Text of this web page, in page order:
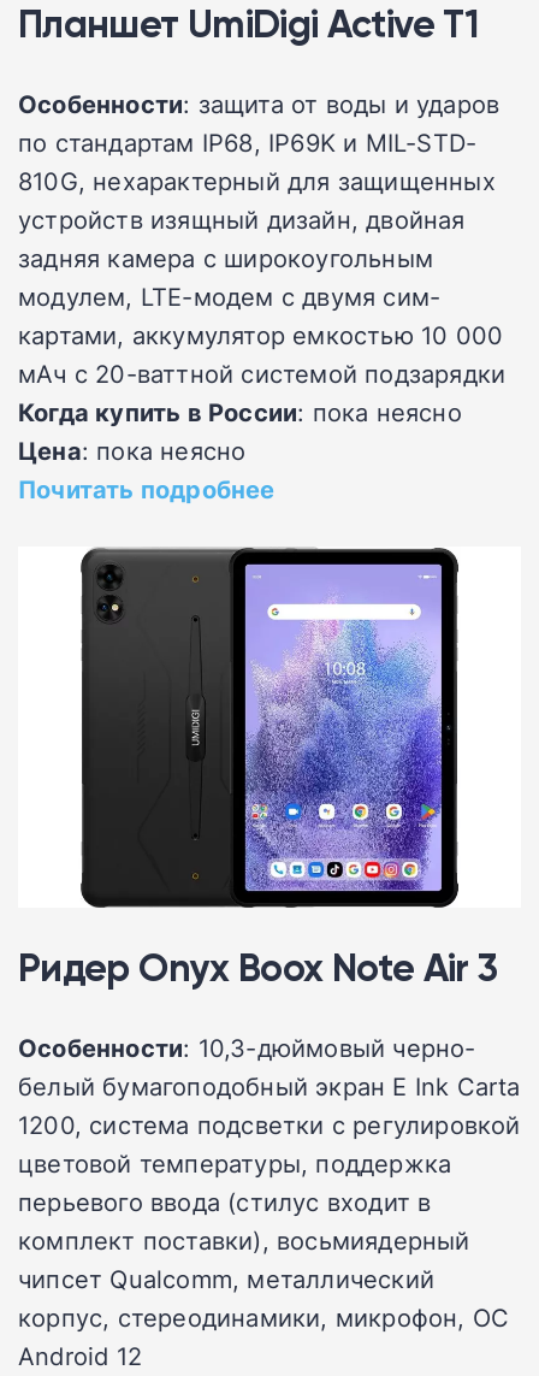
Планшет UmiDigi Active T1
Особенности: защита от воды и ударов
по стандартам IP68, IP69K и MIL-STD-
810G, нехарактерный для защищенных
устройств изящный дизайн, двойная
задняя камера с широкоугольным
модулем, LTE-модем с двумя сим-
картами, аккумулятор емкостью 10 000
мАч с 20-ваттной системой подзарядки
Когда купить в России: пока неясно
Цена: пока неясно
Почитать подробнее
Ридер Onyx Boox Note Air 3
Особенности: 10,3-дюймовый черно-
белый бумагоподобный экран E Ink Carta
1200, система подсветки с регулировкой
цветовой температуры, поддержка
перьевого ввода (стилус входит в
комплект поставки), восьмиядерный
чипсет Qualcomm, металлический
корпус, стереодинамики, микрофон, ОС
Android 12